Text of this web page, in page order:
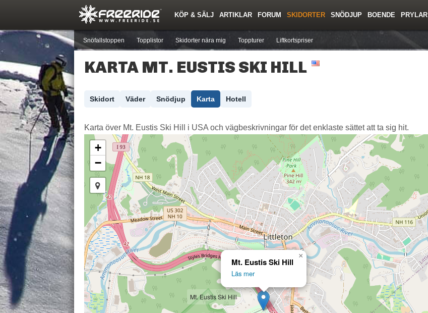
KÖP & SÄLJ ARTIKLAR
Nyheter Quiz Events
FORUM
Nya inlägg Forumlista
SKIDORTER
Snöfallstoppen Topplistor Skidorter nära mig Toppturer Liftkortspriser
SNÖDJUP BOENDE PRYLAR
Skidor Pjäxor
Årets Krasch
KARTA MT. EUSTIS SKI HILL
Skidort Väder Snödjup Karta Hotell
Karta över Mt. Eustis Ski Hill i USA och vägbeskrivningar för det enklaste sättet att ta sig hit.
Mt. Eustis Ski Hill
Mt. Eustis Ski Hill
Läs mer
×
+
−